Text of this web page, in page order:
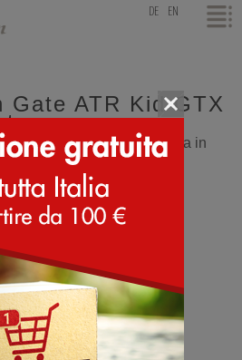
DE EN
Gate ATR Kid GTX
Gtx il Top per la camminata in
montagna
ATR Kid GTX
Kid GTX Antracite Lime